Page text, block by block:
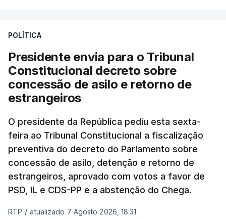
sistema mais simples, mais justo e transparente".
"Sempre que seja possível reduzir burocracias,
eliminar sobreposições e garantir que os apoios
chegam a quem mais necessita, estaremos a dar
um passo na direção certa", argumenta o
Presidente da República.
Assegurar que "ninguém é
prejudicado"
O Preisdente deixa, no entanto, deixa alguns
POLÍTICA
Presidente envia para o Tribunal
Constitucional decreto sobre
concessão de asilo e retorno de
estrangeiros
O presidente da República pediu esta sexta-
feira ao Tribunal Constitucional a fiscalização
preventiva do decreto do Parlamento sobre
concessão de asilo, detenção e retorno de
estrangeiros, aprovado com votos a favor de
PSD, IL e CDS-PP e a abstenção do Chega.
RTP / atualizado 7 Agosto 2026, 18:31